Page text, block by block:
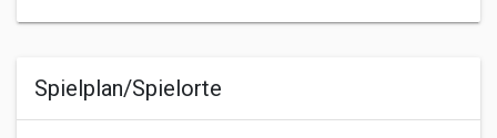
Spielplan/Spielorte